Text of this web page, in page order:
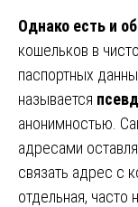
Однако есть и
кошельков в
паспортных
называется
анонимностью.
адресами
связать адрес с
отдельная, часто